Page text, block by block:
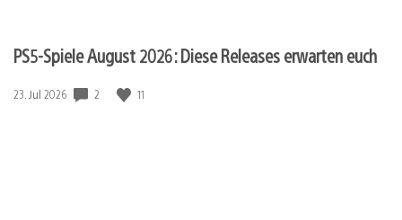
PS5-Spiele August 2026: Diese Releases erwarten euch
Veröffentlichungsdatum:
23. Jul 2026 2 11